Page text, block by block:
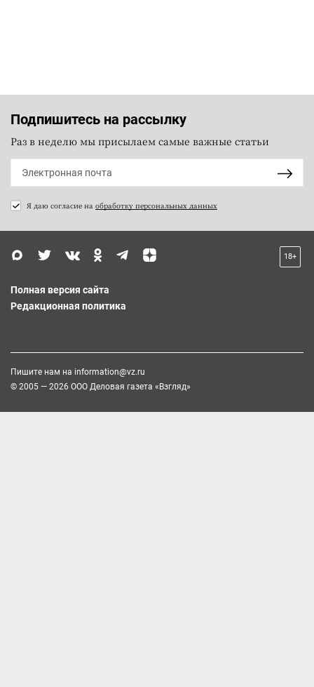
Подпишитесь на рассылку
Раз в неделю мы присылаем самые важные статьи
Я даю согласие на обработку персональных данных
18+
Полная версия сайта
Редакционная политика
Пишите нам на information@vz.ru
© 2005 — 2026 ООО Деловая газета «Взгляд»